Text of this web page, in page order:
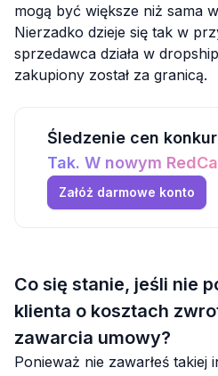
mogą być większe niż sama
Nierzadko dzieje się tak w
sprzedawca działa w
zakupiony został za granicą.
Śledzenie cen
Tak. W nowym
Załóż darmowe konto
Co się stanie, jeśli nie
klienta o kosztach
zawarcia umowy?
Ponieważ nie zawarłeś takiej